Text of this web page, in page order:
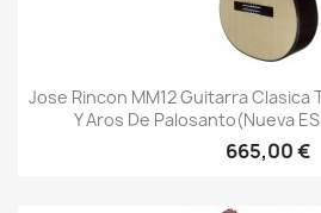
Jose Rincon MM12 Guitarra Clasica
Y Aros De Palosanto(Nueva
665,00 €